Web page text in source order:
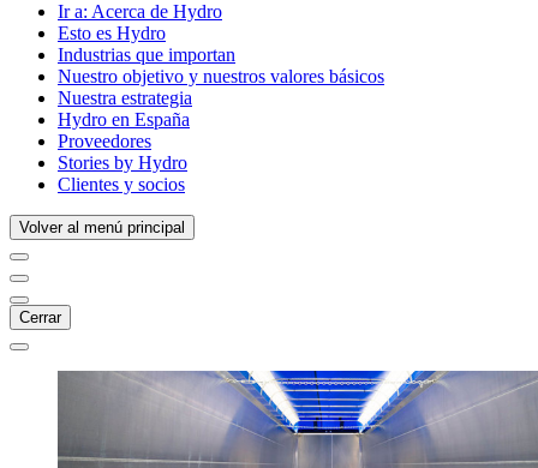
Ir a: Acerca de Hydro
Esto es Hydro
Industrias que importan
Nuestro objetivo y nuestros valores básicos
Nuestra estrategia
Hydro en España
Proveedores
Stories by Hydro
Clientes y socios
Volver al menú principal
Cerrar